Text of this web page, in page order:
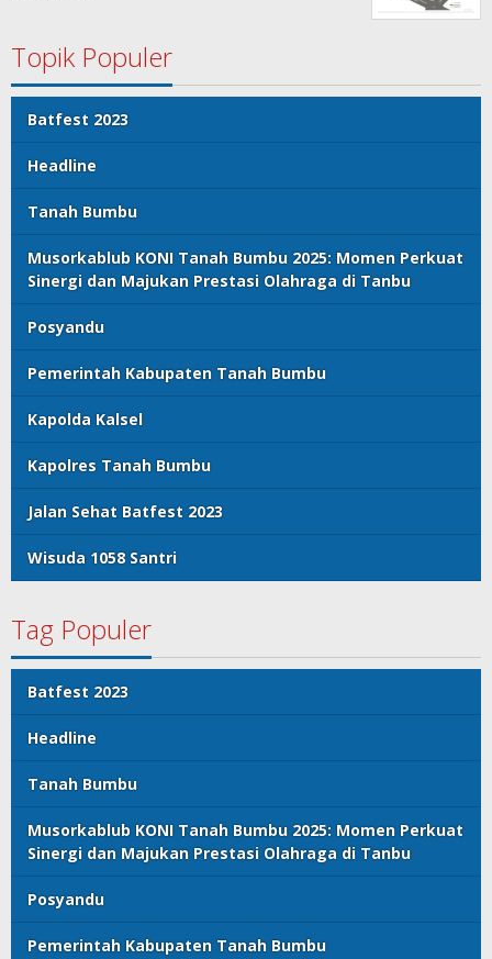
Topik Populer
Batfest 2023
Headline
Tanah Bumbu
Musorkablub KONI Tanah Bumbu 2025: Momen Perkuat
Sinergi dan Majukan Prestasi Olahraga di Tanbu
Posyandu
Pemerintah Kabupaten Tanah Bumbu
Kapolda Kalsel
Kapolres Tanah Bumbu
Jalan Sehat Batfest 2023
Wisuda 1058 Santri
Tag Populer
Batfest 2023
Headline
Tanah Bumbu
Musorkablub KONI Tanah Bumbu 2025: Momen Perkuat
Sinergi dan Majukan Prestasi Olahraga di Tanbu
Posyandu
Pemerintah Kabupaten Tanah Bumbu